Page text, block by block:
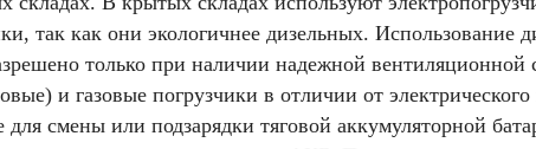
так как они экологичнее дизельных. Использование
только при наличии надежной вентиляционной
и газовые погрузчики в отличии от
для смены или подзарядки тяговой аккумуляторной